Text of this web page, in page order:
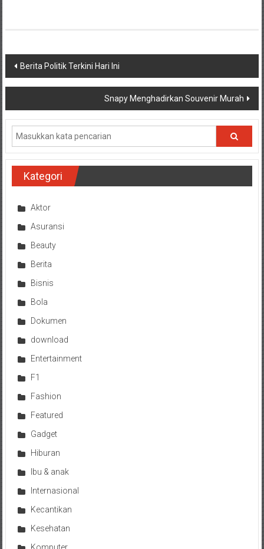
Navigasi
pos
Berita Politik Terkini Hari Ini
Snapy Menghadirkan Souvenir Murah
Kategori
Aktor
Asuransi
Beauty
Berita
Bisnis
Bola
Dokumen
download
Entertainment
F1
Fashion
Featured
Gadget
Hiburan
Ibu & anak
Internasional
Kecantikan
Kesehatan